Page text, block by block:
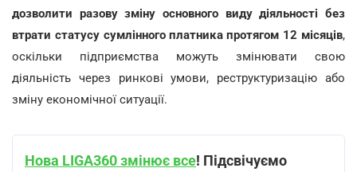
дозволити разову зміну основного виду діяльності без
втрати статусу сумлінного платника протягом 12 місяців,
оскільки підприємства можуть змінювати свою
діяльність через ринкові умови, реструктуризацію або
зміну економічної ситуації.
Нова LIGA360 змінює все! Підсвічуємо